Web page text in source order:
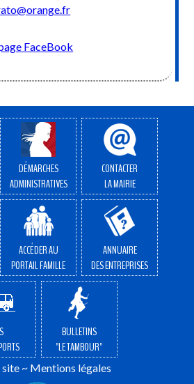
FaceBook
DÉMARCHES
ADMINISTRATIVES
CONTACTER
LA MAIRIE
ACCÉDER AU
PORTAIL FAMILLE
ANNUAIRE
DES ENTREPRISES
BULLETINS
"LE TAMBOUR"
site ~ Mentions légales